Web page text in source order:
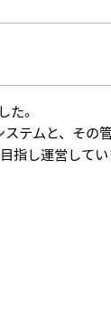
た。
テムと、その
指し運営してい